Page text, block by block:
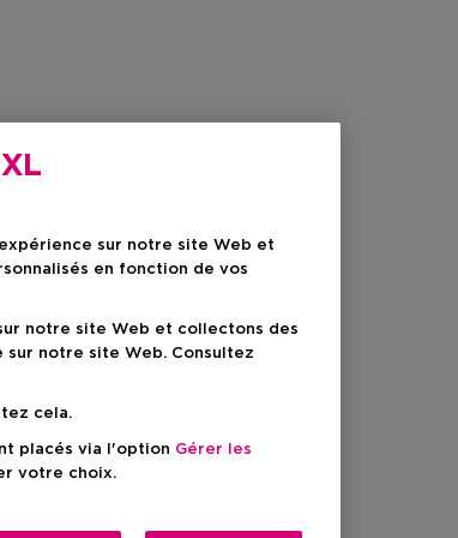
XL
sur notre site Web et
en fonction de vos
notre site Web et collectons des
sur notre site Web. Consultez
cela.
placés via l'option Gérer les
votre choix.